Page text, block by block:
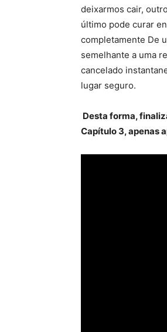
deixarmos cair,
último pode curar
completamente De
semelhante a uma
cancelado
lugar seguro.
Desta forma,
Capítulo 3, apenas